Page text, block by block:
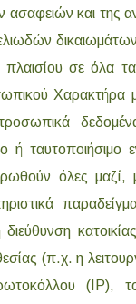
και της
σε όλα
Χαρακτήρα
ή ταυτοποιήσιμο
όλες
(π.χ. η
(IP),